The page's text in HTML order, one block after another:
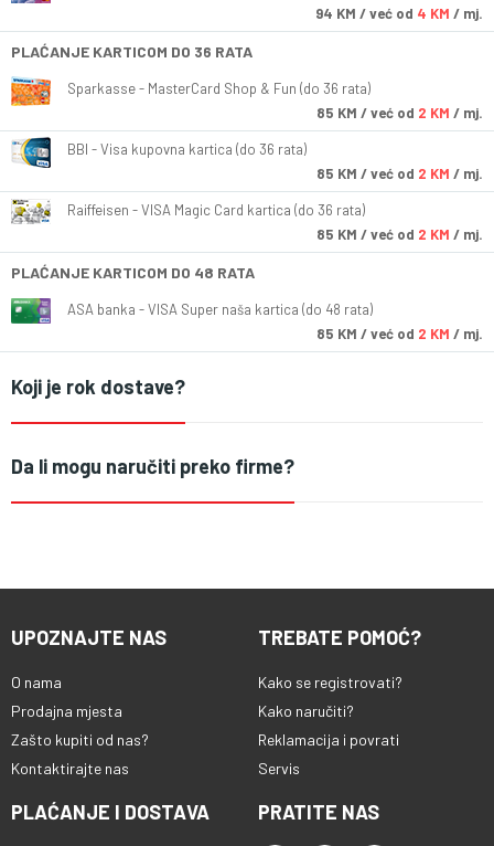
94 KM / već od 4 KM / mj.
PLAĆANJE KARTICOM DO 36 RATA
Sparkasse - MasterCard Shop & Fun (do 36 rata)
85 KM / već od 2 KM / mj.
BBI - Visa kupovna kartica (do 36 rata)
85 KM / već od 2 KM / mj.
Raiffeisen - VISA Magic Card kartica (do 36 rata)
85 KM / već od 2 KM / mj.
PLAĆANJE KARTICOM DO 48 RATA
ASA banka - VISA Super naša kartica (do 48 rata)
85 KM / već od 2 KM / mj.
Koji je rok dostave?
Da li mogu naručiti preko firme?
UPOZNAJTE NAS
O nama
Prodajna mjesta
Zašto kupiti od nas?
Kontaktirajte nas
TREBATE POMOĆ?
Kako se registrovati?
Kako naručiti?
Reklamacija i povrati
Servis
PLAĆANJE I DOSTAVA PRATITE NAS